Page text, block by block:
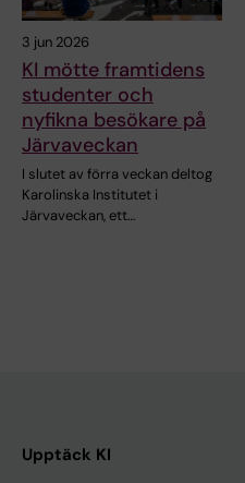
3 jun 2026
KI mötte framtidens
studenter och
nyfikna besökare på
Järvaveckan
I slutet av förra veckan deltog
Karolinska Institutet i
Järvaveckan, ett…
Upptäck KI